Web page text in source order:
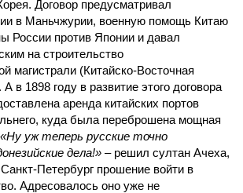
Договор предусматривал
в Маньчжурии, военную помощь Китаю
России против Японии и давал
на строительство
магистрали (Китайско-Восточная
в 1898 году в развитие этого договора
аренда китайских портов
куда была переброшена мощная
«Ну уж теперь русские точно
дела!» – решил султан Ачеха,
Петербург прошение войти в
Адресовалось оно уже не